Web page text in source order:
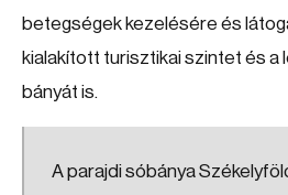
betegségek kezelésére és
kialakított turisztikai szintet és a
bányát is.
A parajdi sóbánya